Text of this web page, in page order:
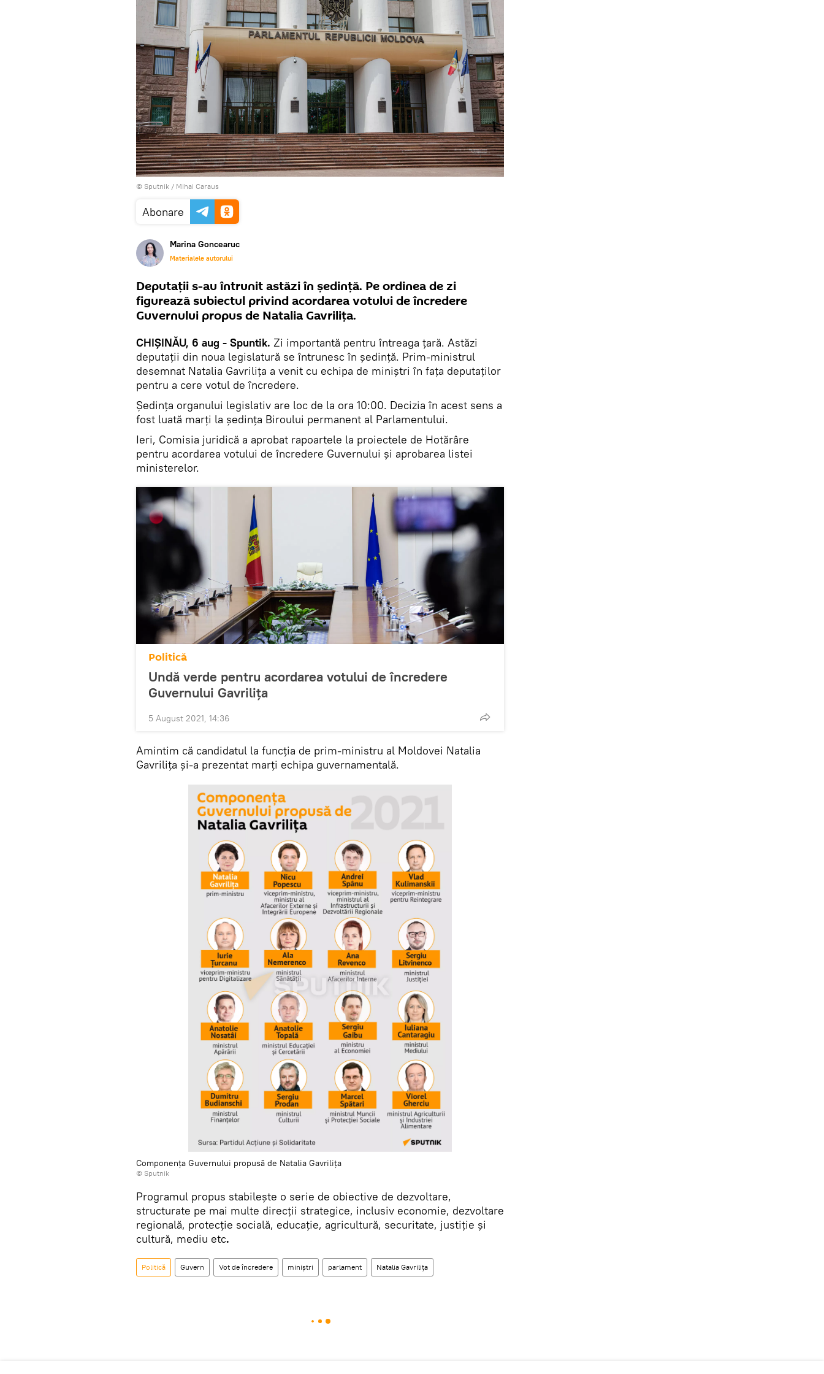
© Sputnik / Mihai Caraus
Abonare
Marina Goncearuc
Materialele autorului
Deputații s-au întrunit astăzi în ședință. Pe ordinea de zi
figurează subiectul privind acordarea votului de încredere
Guvernului propus de Natalia Gavrilița.
CHIȘINĂU, 6 aug - Spuntik. Zi importantă pentru întreaga țară. Astăzi
deputații din noua legislatură se întrunesc în ședință. Prim-ministrul
desemnat Natalia Gavrilița a venit cu echipa de miniștri în fața deputaților
pentru a cere votul de încredere.
Ședința organului legislativ are loc de la ora 10:00. Decizia în acest sens a
fost luată marți la ședința Biroului permanent al Parlamentului.
Ieri, Comisia juridică a aprobat rapoartele la proiectele de Hotărâre
pentru acordarea votului de încredere Guvernului şi aprobarea listei
ministerelor.
Politică
Undă verde pentru acordarea votului de încredere
Guvernului Gavrilița
5 August 2021, 14:36
Amintim că candidatul la funcția de prim-ministru al Moldovei Natalia
Gavrilița și-a prezentat marți echipa guvernamentală.
Componența Guvernului propusă de Natalia Gavrilița
© Sputnik
Programul propus stabilește o serie de obiective de dezvoltare,
structurate pe mai multe direcții strategice, inclusiv economie, dezvoltare
regională, protecție socială, educație, agricultură, securitate, justiție și
cultură, mediu etc.
Politică Guvern Vot de încredere miniștri parlament Natalia Gavrilița